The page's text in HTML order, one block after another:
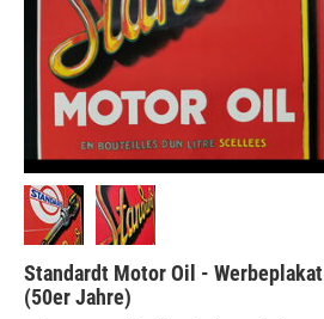
Standardt Motor Oil - Werbeplakat
(50er Jahre)